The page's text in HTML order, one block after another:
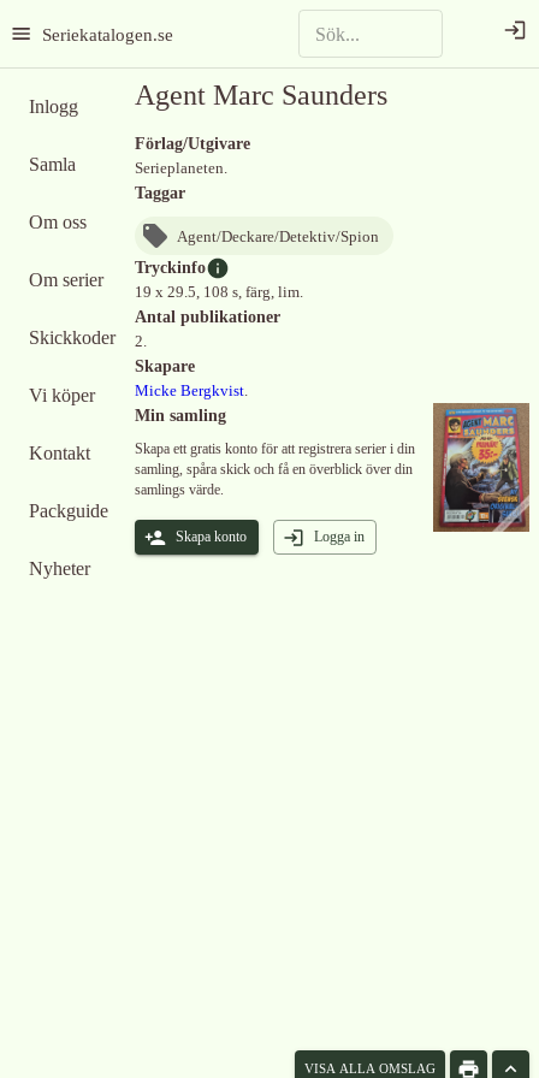
Seriekatalogen.se
Inlogg
Samla
Om oss
Om serier
Skickkoder
Vi köper
Kontakt
Packguide
Nyheter
Agent Marc Saunders
Förlag/Utgivare
Serieplaneten.
Taggar
Agent/Deckare/Detektiv/Spion
Tryckinfo
19 x 29.5, 108 s, färg, lim.
Antal publikationer
2.
Skapare
Micke Bergkvist.
Min samling
Skapa ett gratis konto för att registrera serier i din
samling, spåra skick och få en överblick över din
samlings värde.
Skapa konto Logga in
VISA ALLA OMSLAG